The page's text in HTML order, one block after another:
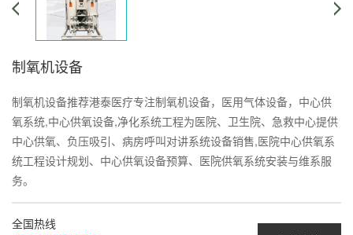
制氧机设备
制氧机设备推荐港泰医疗专注制氧机设备，医用气体设备，中心供
氧系统,中心供氧设备,净化系统工程为医院、卫生院、急救中心提供
中心供氧、负压吸引、病房呼叫对讲系统设备销售,医院中心供氧系
统工程设计规划、中心供氧设备预算、医院供氧系统安装与维系服
务。
全国热线